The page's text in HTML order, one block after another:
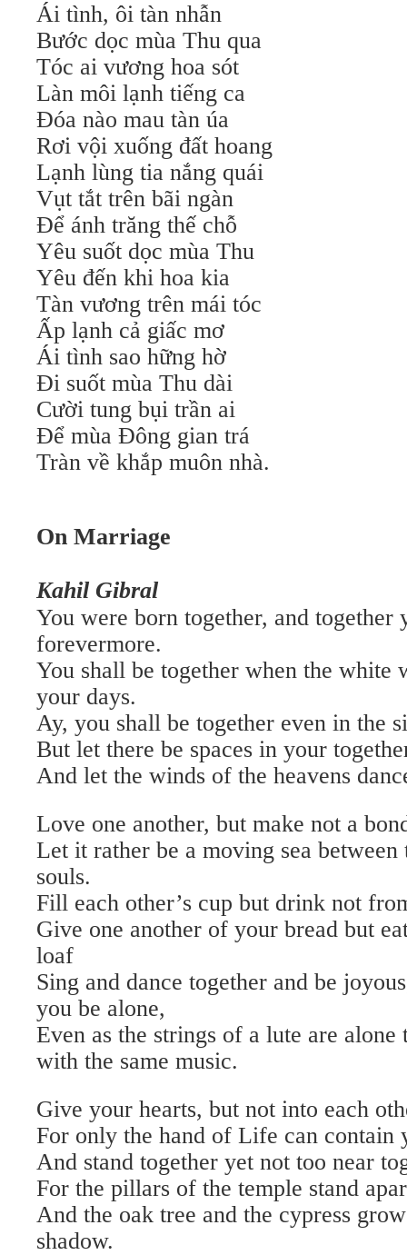
Ái tình, ôi tàn nhẫn
Bước dọc mùa Thu qua
Tóc ai vương hoa sót
Làn môi lạnh tiếng ca
Đóa nào mau tàn úa
Rơi vội xuống đất hoang
Lạnh lùng tia nắng quái
Vụt tắt trên bãi ngàn
Để ánh trăng thế chỗ
Yêu suốt dọc mùa Thu
Yêu đến khi hoa kia
Tàn vương trên mái tóc
Ấp lạnh cả giấc mơ
Ái tình sao hững hờ
Đi suốt mùa Thu dài
Cười tung bụi trần ai
Để mùa Đông gian trá
Tràn về khắp muôn nhà.
On Marriage
Kahil Gibral
You were born together, and together
forevermore.
You shall be together when the white
your days.
Ay, you shall be together even in the
But let there be spaces in your
And let the winds of the heavens
Love one another, but make not a
Let it rather be a moving sea between
souls.
Fill each other’s cup but drink not
Give one another of your bread but
loaf
Sing and dance together and be
you be alone,
Even as the strings of a lute are
with the same music.
Give your hearts, but not into each
For only the hand of Life can contain
And stand together yet not too near
For the pillars of the temple stand
And the oak tree and the cypress
shadow.